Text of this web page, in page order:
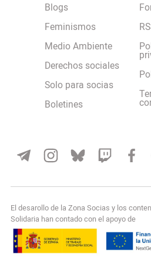
Blogs
Feminismos
Medio Ambiente
Derechos sociales
Solo para socias
Boletines
El desarollo de la Zona Socias y los
Solidaria han contado con el apoyo de